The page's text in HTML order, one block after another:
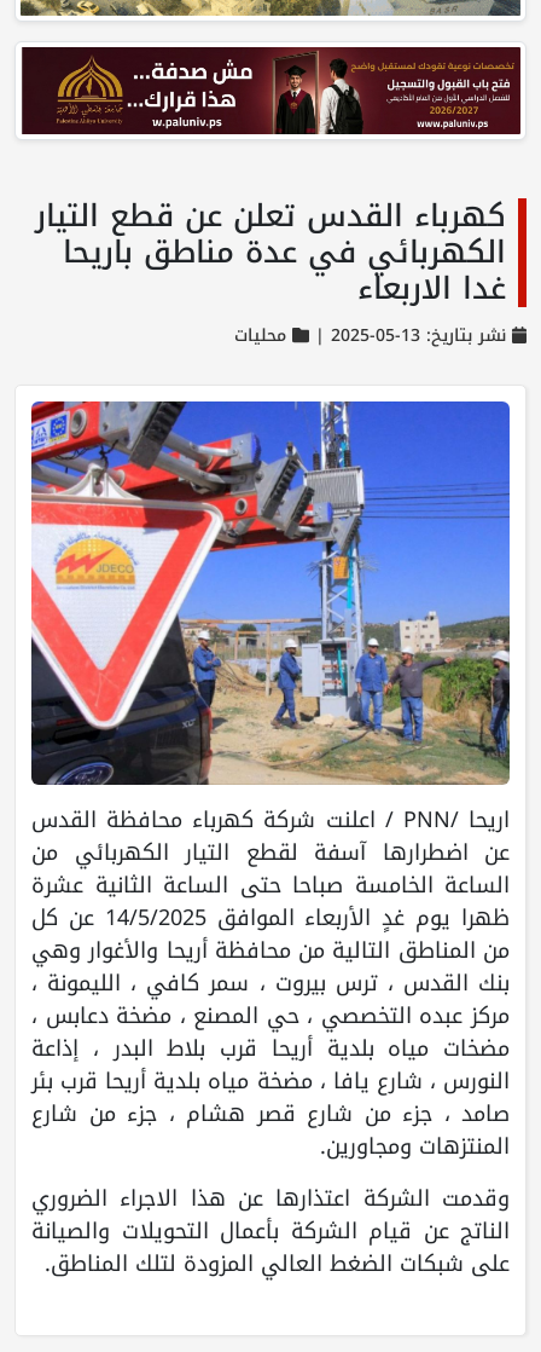
كهرباء القدس تعلن عن قطع التيار
الكهربائي في عدة مناطق باريحا
غدا الاربعاء
نشر بتاريخ: 13-05-2025 | محليات
اريحا /PNN / اعلنت شركة كهرباء محافظة القدس
عن اضطرارها آسفة لقطع التيار الكهربائي من
الساعة الخامسة صباحا حتى الساعة الثانية عشرة
ظهرا يوم غدٍ الأربعاء الموافق 14/5/2025 عن كل
من المناطق التالية من محافظة أريحا والأغوار وهي
بنك القدس ، ترس بيروت ، سمر كافي ، الليمونة ،
مركز عبده التخصصي ، حي المصنع ، مضخة دعابس ،
مضخات مياه بلدية أريحا قرب بلاط البدر ، إذاعة
النورس ، شارع يافا ، مضخة مياه بلدية أريحا قرب بئر
صامد ، جزء من شارع قصر هشام ، جزء من شارع
المنتزهات ومجاورين.
وقدمت الشركة اعتذارها عن هذا الاجراء الضروري
الناتج عن قيام الشركة بأعمال التحويلات والصيانة
على شبكات الضغط العالي المزودة لتلك المناطق.